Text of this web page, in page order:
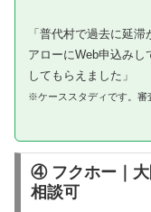
「普代村で過去に延
アローにWeb申込み
してもらえました」
※ケーススタディです。審
④ フクホー｜大
相談可